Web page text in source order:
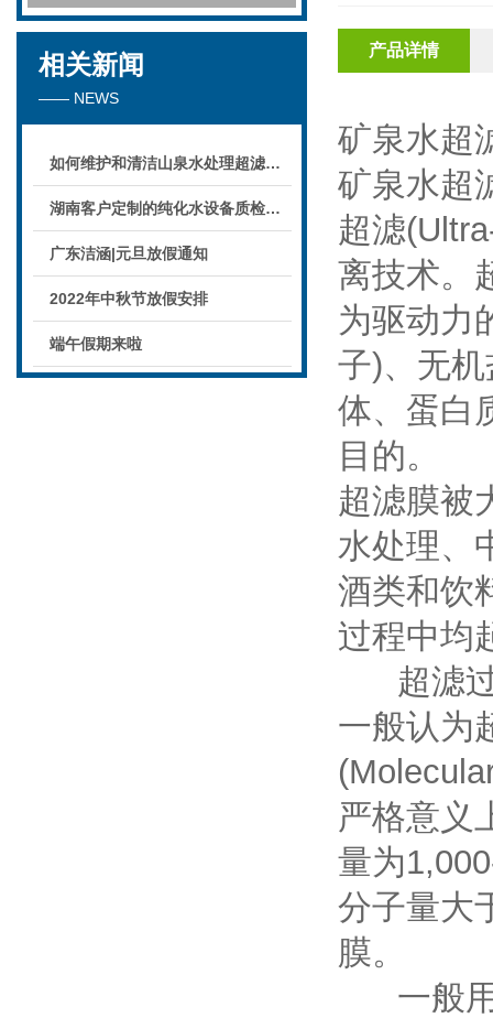
产品详情
矿泉水超
矿泉水超
超滤
离技术。
为驱动力
子)、无
体、蛋白
目的。
超滤膜被
水处理、
酒类和饮
过程中均
超滤过
一般认为
严格意义
量为
分子量大
膜。
一般用
相关新闻
—— NEWS
如何维护和清洁山泉水处理超滤系统
湖南客户定制的纯化水设备质检后准备发货！
广东洁涵|元旦放假通知
2022年中秋节放假安排
端午假期来啦